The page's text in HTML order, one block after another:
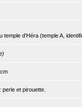
temple d'Héra (temple A,
perle et pirouette.